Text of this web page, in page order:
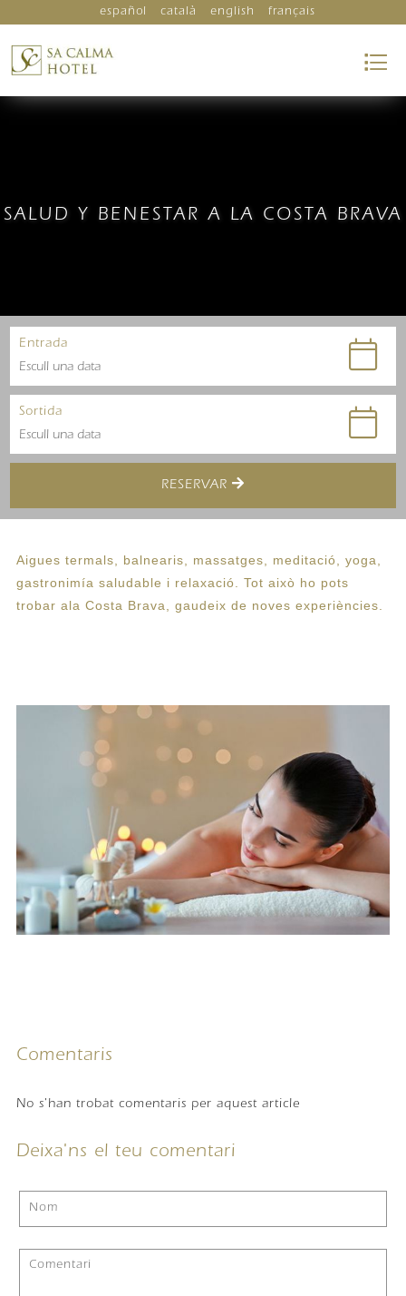
español català english français
Entrada
Sortida
RESERVAR
SALUD Y BENESTAR A LA COSTA BRAVA
Aigues termals, balnearis, massatges, meditació, yoga,
gastronimía saludable i relaxació. Tot això ho pots
trobar ala Costa Brava, gaudeix de noves experiències.
Comentaris
No s'han trobat comentaris per aquest article
Deixa'ns el teu comentari